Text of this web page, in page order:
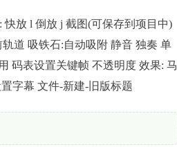
快放 l 倒放 j 截图(可保存到项目中)
道 吸铁石:自动吸附 静音 独奏 单
码表设置关键帧 不透明度 效果: 马
字幕 文件-新建-旧版标题